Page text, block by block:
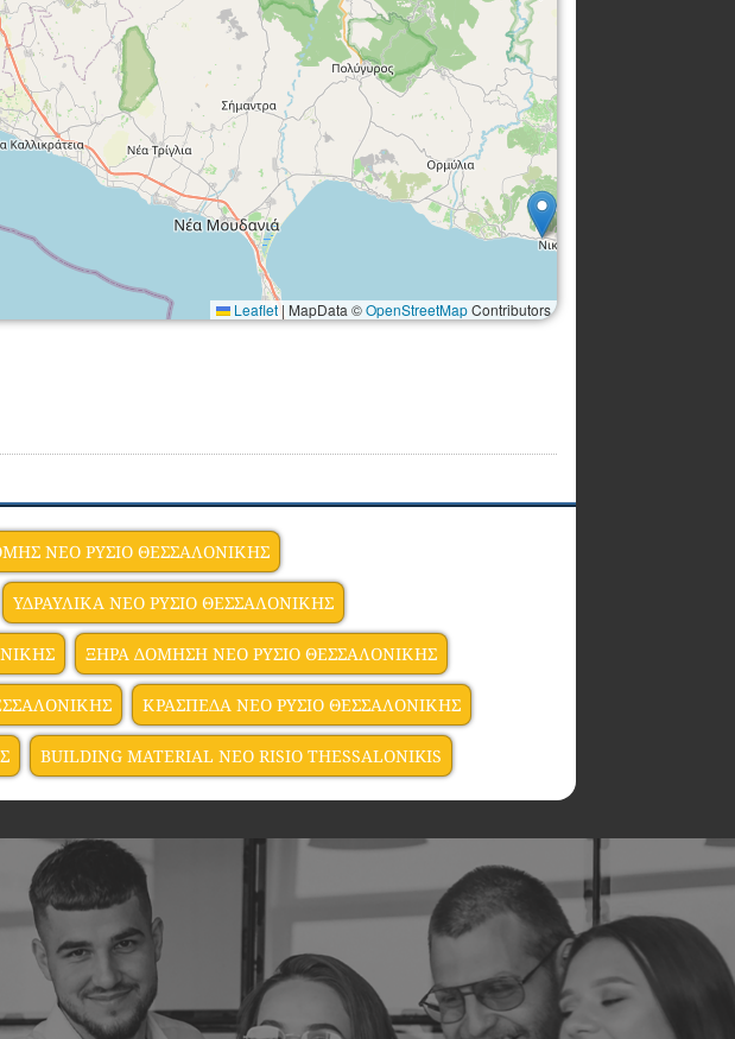
Leaflet | MapData ©OpenStreetMapContributors
ΝΕΟ ΡΥΣΙΟ ΘΕΣΣΑΛΟΝΙΚΗΣ
ΥΔΡΑΥΛΙΚΑ ΝΕΟ ΡΥΣΙΟ ΘΕΣΣΑΛΟΝΙΚΗΣ
ΞΗΡΑ ΔΟΜΗΣΗ ΝΕΟ ΡΥΣΙΟ ΘΕΣΣΑΛΟΝΙΚΗΣ
ΚΡΑΣΠΕΔΑ ΝΕΟ ΡΥΣΙΟ ΘΕΣΣΑΛΟΝΙΚΗΣ
BUILDING MATERIAL NEO RISIO THESSALONIKIS